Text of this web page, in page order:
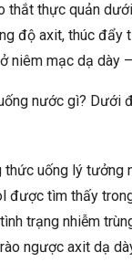
thắt thực quản
độ axit, thúc đẩy
niêm mạc dạ dày
nước gì? Dưới
thức uống lý
được tìm thấy
trạng nhiễm
ngược axit dạ